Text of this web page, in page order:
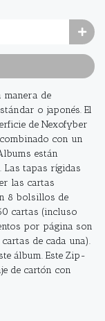
de
o japonés. El
de Nexofyber
con un
están
tapas rígidas
las cartas
8 bolsillos de
cartas (incluso
por página son
de cada una).
álbum. Este Zip-
de cartón con